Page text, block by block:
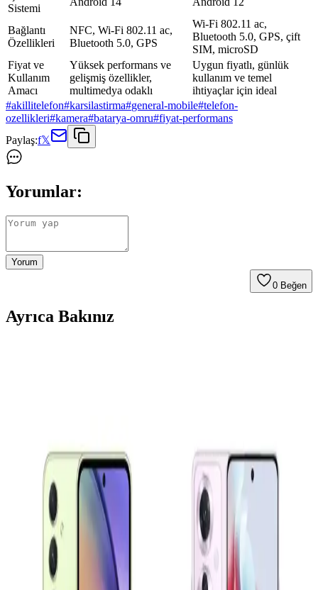
Sistemi
Bağlantı
Özellikleri
NFC, Wi-Fi 802.11 ac,
Bluetooth 5.0, GPS
Wi-Fi 802.11 ac,
Bluetooth 5.0, GPS, çift
SIM, microSD
Fiyat ve
Kullanım
Amacı
Yüksek performans ve
gelişmiş özellikler,
multimedya odaklı
Uygun fiyatlı, günlük
kullanım ve temel
ihtiyaçlar için ideal
#akillitelefon#karsilastirma#general-mobile#telefon-
ozellikleri#kamera#batarya-omru#fiyat-performans
Paylaş:f𝕏
Yorumlar:
Yorum
0 Beğen
Ayrıca Bakınız
Samsung Galaxy S23 ve Xiaomi 13 Karşılaştırması:
Performans, Tasarım ve Özellikler
Samsung Galaxy S23 ve Xiaomi 13 modellerinin tasarım,
performans, kamera ve batarya özelliklerini detaylı karşılaştırıyoruz.
Hangi telefon sizin ihtiyaçlarınıza uygun?
Akıllı Telefonların Evrimi ve Gelecekteki Teknolojik
Yenilikler